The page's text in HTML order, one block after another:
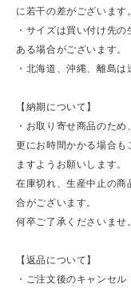
に若干の差がございます。
・サイズは買い付け先
ある場合がございます。
・北海道、沖縄、離島
【納期について】
・お取り寄せ商品のた
更にお時間かかる場合も
ますようお願いします。
在庫切れ、生産中止の
合がございます。
何卒ご了承くださいませ。
【返品について】
・ご注文後のキャンセ